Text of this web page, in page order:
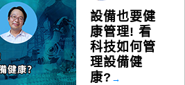
設備也要健
康管理! 看
科技如何管
理設備健
康? →